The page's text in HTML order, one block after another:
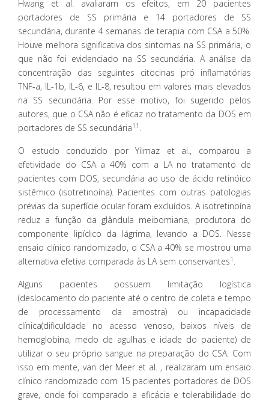
Hwang et al. avaliaram os efeitos, em 20 pacientes
portadores de SS primária e 14 portadores de SS
secundária, durante 4 semanas de terapia com CSA a 50%.
Houve melhora significativa dos sintomas na SS primária, o
que não foi evidenciado na SS secundária. A análise da
concentração das seguintes citocinas pró inflamatórias
TNF-a, IL-1b, IL-6, e IL-8, resultou em valores mais elevados
na SS secundária. Por esse motivo, foi sugerido pelos
autores, que o CSA não é eficaz no tratamento da DOS em
portadores de SS secundária11 .
O estudo conduzido por Yilmaz et al., comparou a
efetividade do CSA a 40% com a LA no tratamento de
pacientes com DOS, secundária ao uso de ácido retinóico
sistêmico (isotretinoína). Pacientes com outras patologias
prévias da superfície ocular foram excluídos. A isotretinoína
reduz a função da glândula meibomiana, produtora do
componente lipídico da lágrima, levando a DOS. Nesse
ensaio clínico randomizado, o CSA a 40% se mostrou uma
alternativa efetiva comparada às LA sem conservantes1 .
Alguns pacientes possuem limitação logística
(deslocamento do paciente até o centro de coleta e tempo
de processamento da amostra) ou incapacidade
clínica(dificuldade no acesso venoso, baixos níveis de
hemoglobina, medo de agulhas e idade do paciente) de
utilizar o seu próprio sangue na preparação do CSA. Com
isso em mente, van der Meer et al. , realizaram um ensaio
clínico randomizado com 15 pacientes portadores de DOS
grave, onde foi comparado a eficácia e tolerabilidade do